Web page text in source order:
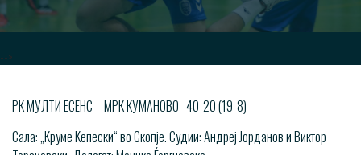
-->
РК МУЛТИ ЕСЕНС – МРК КУМАНОВО 40-20 (19-8)
Сала: „Круме Кепески“ во Скопје. Судии: Андреј Јорданов и Виктор